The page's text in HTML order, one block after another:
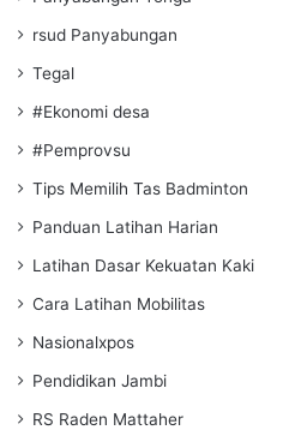
rsud Panyabungan
Tegal
#Ekonomi desa
#Pemprovsu
Tips Memilih Tas Badminton
Panduan Latihan Harian
Latihan Dasar Kekuatan Kaki
Cara Latihan Mobilitas
Nasionalxpos
Pendidikan Jambi
RS Raden Mattaher